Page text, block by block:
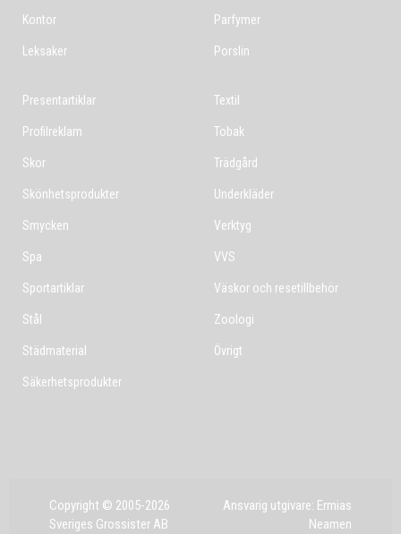
Kontor
Leksaker
Parfymer
Porslin
Presentartiklar
Profilreklam
Skor
Skönhetsprodukter
Smycken
Spa
Sportartiklar
Stål
Städmaterial
Säkerhetsprodukter
Textil
Tobak
Trädgård
Underkläder
Verktyg
VVS
Väskor och resetillbehör
Zoologi
Övrigt
Copyright © 2005-2026
Sveriges Grossister AB
Ansvarig utgivare: Ermias
Neamen